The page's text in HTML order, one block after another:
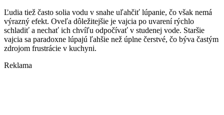
Ľudia tiež často solia vodu v snahe uľahčiť lúpanie, čo však nemá
výrazný efekt. Oveľa dôležitejšie je vajcia po uvarení rýchlo
schladiť a nechať ich chvíľu odpočívať v studenej vode. Staršie
vajcia sa paradoxne lúpajú ľahšie než úplne čerstvé, čo býva častým
zdrojom frustrácie v kuchyni.
Reklama